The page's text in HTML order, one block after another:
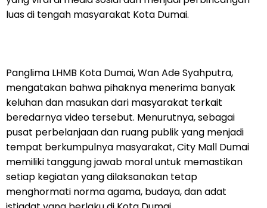
luas di tengah masyarakat Kota Dumai.
Panglima LHMB Kota Dumai, Wan Ade Syahputra,
mengatakan bahwa pihaknya menerima banyak
keluhan dan masukan dari masyarakat terkait
beredarnya video tersebut. Menurutnya, sebagai
pusat perbelanjaan dan ruang publik yang menjadi
tempat berkumpulnya masyarakat, City Mall Dumai
memiliki tanggung jawab moral untuk memastikan
setiap kegiatan yang dilaksanakan tetap
menghormati norma agama, budaya, dan adat